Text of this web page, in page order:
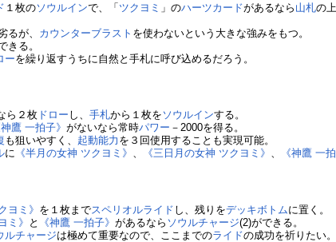
１枚のソウルインで、「 ツクヨミ 」のハーツカードがあるなら 山札の
るが、 カウンターブラスト を使わないという大きな強みをもつ。
きる。
ーを繰り返すうちに自然と手札に呼び込めるだろう。
ら２枚 ドロー し、手札から１枚を ソウルインする。
神鷹 一拍子》がないなら常時パワー －2000を得る。
も狙いやすく、 起動能力 を３回使用することも実現可能。
に 《半月の女神 ツクヨミ》 、 《三日月の女神 ツクヨミ》 、 《神鷹 一拍
ヨミ》 を１枚までスペリオルライド し、残りをデッキボトムに置く。
ミ》 と 《神鷹 一拍子》があるなら ソウルチャージ(2)ができる。
ルチャージは極めて重要なので、ここまでのライドの成功を祈りたい。